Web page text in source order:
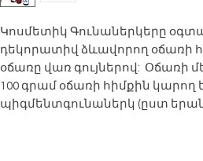
Կոսմետիկ Գունաներկերը
դեկորատիվ ձևավորող օճառի
օճառը վառ գույներով: Օճառի
100 գրամ օճառի հիմքին կարող
պիգմենտգունաներկ (ըստ